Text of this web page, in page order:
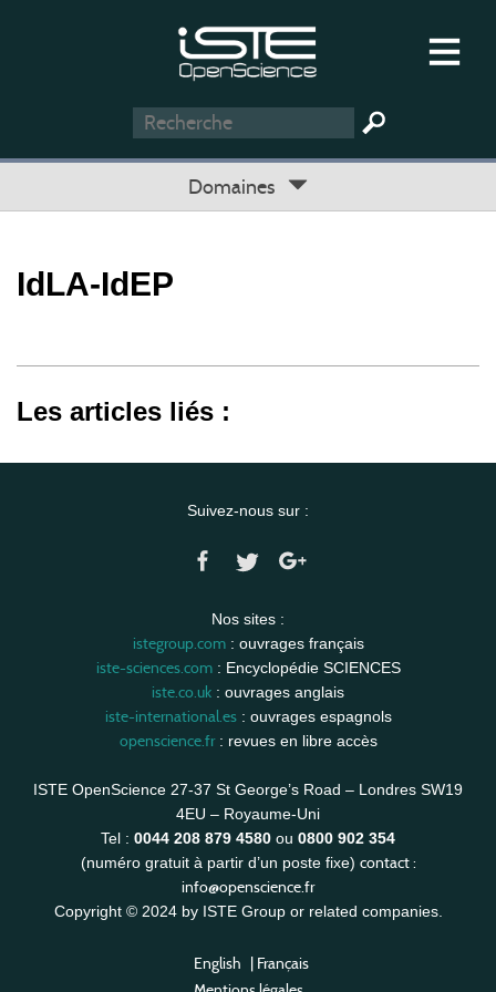
Domaines
IdLA-IdEP
Les articles liés :
Suivez-nous sur :
Nos sites :
istegroup.com: ouvrages français
iste-sciences.com: Encyclopédie SCIENCES
iste.co.uk : ouvrages anglais
iste-international.es: ouvrages espagnols
openscience.fr: revues en libre accès
ISTE OpenScience 27-37 St George’s Road – Londres SW19
4EU – Royaume-Uni
Tel : 0044 208 879 4580 ou 0800 902 354
(numéro gratuit à partir d’un poste fixe) contact :
info@openscience.fr
Copyright © 2024 by ISTE Group or related companies.
English | Français